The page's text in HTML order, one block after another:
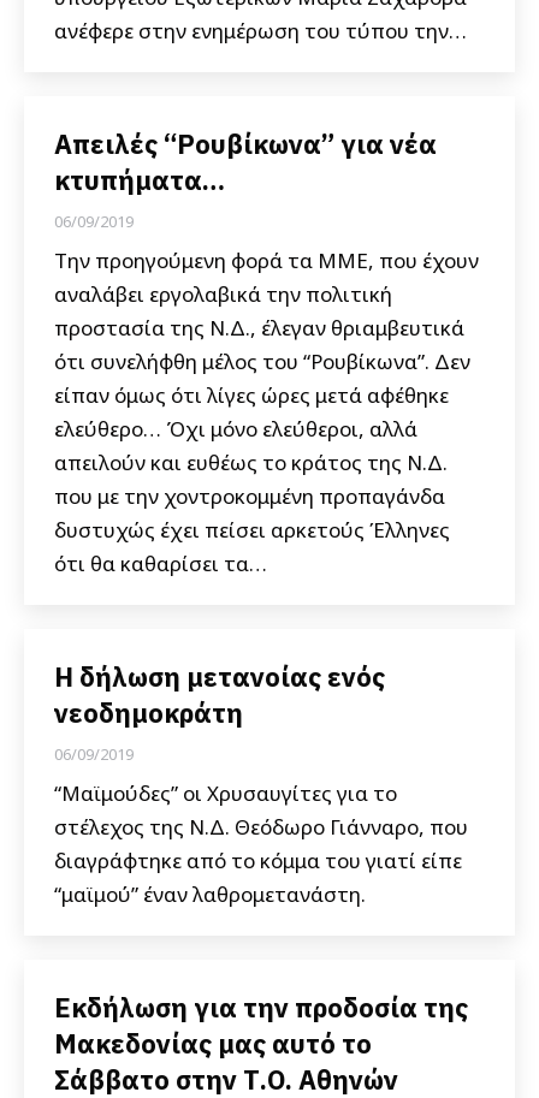
ανέφερε στην ενημέρωση του τύπου την…
Απειλές “Ρουβίκωνα” για νέα
κτυπήματα…
06/09/2019
Την προηγούμενη φορά τα ΜΜΕ, που έχουν
αναλάβει εργολαβικά την πολιτική
προστασία της Ν.Δ., έλεγαν θριαμβευτικά
ότι συνελήφθη μέλος του “Ρουβίκωνα”. Δεν
είπαν όμως ότι λίγες ώρες μετά αφέθηκε
ελεύθερο… Όχι μόνο ελεύθεροι, αλλά
απειλούν και ευθέως το κράτος της Ν.Δ.
που με την χοντροκομμένη προπαγάνδα
δυστυχώς έχει πείσει αρκετούς Έλληνες
ότι θα καθαρίσει τα…
Η δήλωση μετανοίας ενός
νεοδημοκράτη
06/09/2019
“Μαϊμούδες” οι Χρυσαυγίτες για το
στέλεχος της Ν.Δ. Θεόδωρο Γιάνναρο, που
διαγράφτηκε από το κόμμα του γιατί είπε
“μαϊμού” έναν λαθρομετανάστη.
Εκδήλωση για την προδοσία της
Μακεδονίας μας αυτό το
Σάββατο στην Τ.Ο. Αθηνών